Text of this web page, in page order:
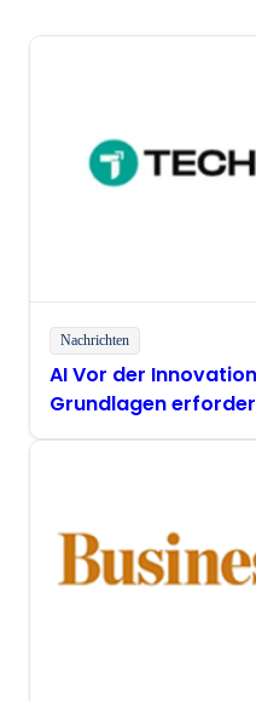
Nachrichten
AI Vor der
Grundlagen